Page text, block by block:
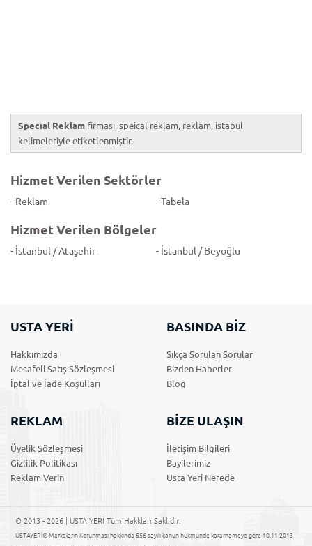
Specıal Reklam firması, speical reklam, reklam, istabul
kelimeleriyle etiketlenmiştir.
Hizmet Verilen Sektörler
- Reklam - Tabela
Hizmet Verilen Bölgeler
- İstanbul / Ataşehir - İstanbul / Beyoğlu
USTA YERİ
Hakkımızda
Mesafeli Satış Sözleşmesi
İptal ve İade Koşulları
BASINDA BİZ
Sıkça Sorulan Sorular
Bizden Haberler
Blog
REKLAM
Üyelik Sözleşmesi
Gizlilik Politikası
Reklam Verin
BİZE ULAŞIN
İletişim Bilgileri
Bayilerimiz
Usta Yeri Nerede
© 2013 - 2026 | USTA YERİ Tüm Hakkları Saklıdır.
USTAYERİ® Markaların Korunması hakkında 556 sayılı kanun hükmünde kararnameye göre 10.11.2013